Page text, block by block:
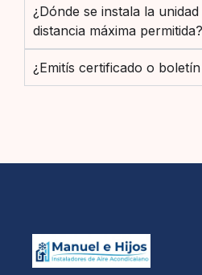
¿Dónde se instala la
distancia máxima permitida?
¿Emitís certificado o